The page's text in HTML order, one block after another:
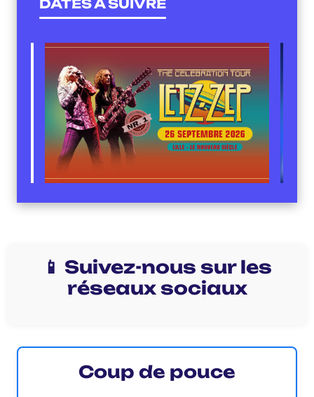
DATES À SUIVRE
📱 Suivez-nous sur les
réseaux sociaux
Coup de pouce